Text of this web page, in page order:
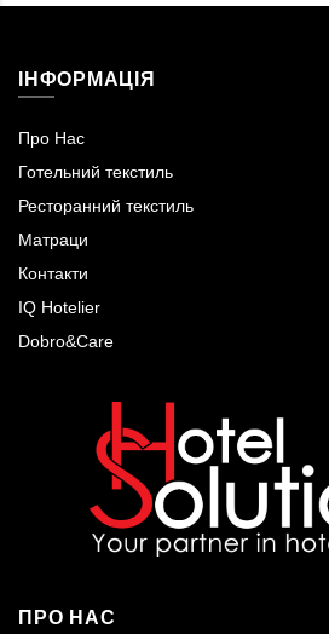
ІНФОРМАЦІЯ
Про Нас
Готельний текстиль
Ресторанний текстиль
Матраци
Контакти
IQ Hotelier
Dobro&Care
ПРО НАС